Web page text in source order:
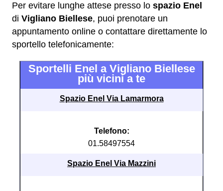
Per evitare lunghe attese presso lo spazio Enel
di Vigliano Biellese, puoi prenotare un
appuntamento online o contattare direttamente lo
sportello telefonicamente:
Sportelli Enel a Vigliano Biellese
più vicini a te
Spazio Enel Via Lamarmora
Telefono:
01.58497554
Spazio Enel Via Mazzini